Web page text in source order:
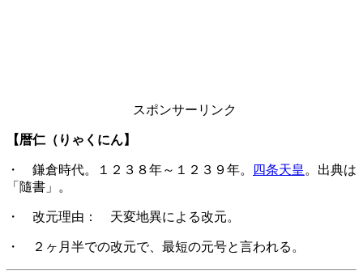
スポンサーリンク
【暦仁（りゃくにん】
・ 鎌倉時代。１２３８年～１２３９年。 四条天皇 。出典は
「隨書」。
・ 改元理由： 天変地異による改元。
・ ２ヶ月半での改元で、最短の元号と言われる。